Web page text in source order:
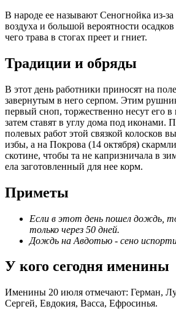
В народе ее называют Сеногнойка из-
воздуха и большой вероятности осадков
чего трава в стогах преет и гниет.
Традиции и обряды
В этот день работники приносят на
завернутым в него серпом. Этим
первый сноп, торжественно несут его в
затем ставят в углу дома под иконами.
полевых работ этой связкой колосков
избы, а на Покрова (14 октября)
скотине, чтобы та не капризничала в
ела заготовленный для нее корм.
Приметы
Если в этот день пошел дождь,
только через 50 дней.
Дождь на Авдотью - сено
У кого сегодня именины
Именины 20 июля отмечают: Герман,
Сергей, Евдокия, Васса, Ефросинья.